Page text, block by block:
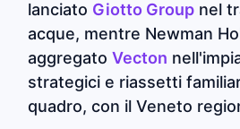
lanciato Giotto Groupnel
acque, mentre Newman
aggregato Vecton
strategici e riassetti
quadro, con il Veneto